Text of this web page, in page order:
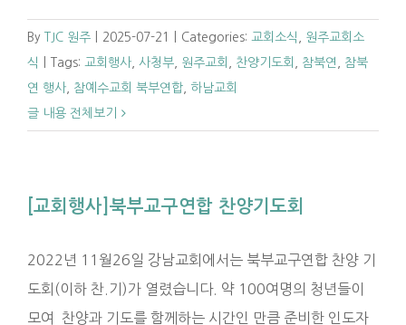
By TJC 원주 2025-07-21 Categories: 교회소식
원주교회소
식
Tags: 교회행사 사청부 원주교회 찬양기도회 참북연
참북
연 행사
참예수교회 북부연합
하남교회
글 내용 전체보기
[교회행사]북부교구연합 찬양기도회
2022년 11월26일 강남교회에서는 북부교구연합 찬양 기
도회(이하 찬.기)가 열렸습니다. 약 100여명의 청년들이
모여 찬양과 기도를 함께하는 시간인 만큼 준비한 인도자